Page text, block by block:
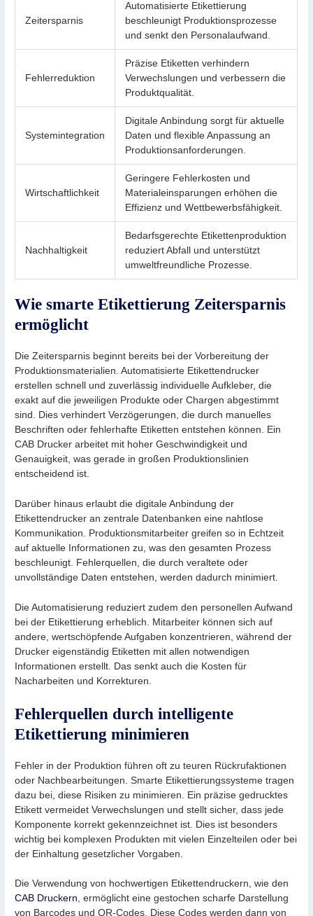
Zeitersparnis
Automatisierte Etikettierung
beschleunigt Produktionsprozesse
und senkt den Personalaufwand.
Fehlerreduktion
Präzise Etiketten verhindern
Verwechslungen und verbessern die
Produktqualität.
Systemintegration
Digitale Anbindung sorgt für aktuelle
Daten und flexible Anpassung an
Produktionsanforderungen.
Wirtschaftlichkeit
Geringere Fehlerkosten und
Materialeinsparungen erhöhen die
Effizienz und Wettbewerbsfähigkeit.
Nachhaltigkeit
Bedarfsgerechte Etikettenproduktion
reduziert Abfall und unterstützt
umweltfreundliche Prozesse.
Wie smarte Etikettierung Zeitersparnis
ermöglicht
Die Zeitersparnis beginnt bereits bei der Vorbereitung der
Produktionsmaterialien. Automatisierte Etikettendrucker
erstellen schnell und zuverlässig individuelle Aufkleber, die
exakt auf die jeweiligen Produkte oder Chargen abgestimmt
sind. Dies verhindert Verzögerungen, die durch manuelles
Beschriften oder fehlerhafte Etiketten entstehen können. Ein
CAB Drucker arbeitet mit hoher Geschwindigkeit und
Genauigkeit, was gerade in großen Produktionslinien
entscheidend ist.
Darüber hinaus erlaubt die digitale Anbindung der
Etikettendrucker an zentrale Datenbanken eine nahtlose
Kommunikation. Produktionsmitarbeiter greifen so in Echtzeit
auf aktuelle Informationen zu, was den gesamten Prozess
beschleunigt. Fehlerquellen, die durch veraltete oder
unvollständige Daten entstehen, werden dadurch minimiert.
Die Automatisierung reduziert zudem den personellen Aufwand
bei der Etikettierung erheblich. Mitarbeiter können sich auf
andere, wertschöpfende Aufgaben konzentrieren, während der
Drucker eigenständig Etiketten mit allen notwendigen
Informationen erstellt. Das senkt auch die Kosten für
Nacharbeiten und Korrekturen.
Fehlerquellen durch intelligente
Etikettierung minimieren
Fehler in der Produktion führen oft zu teuren Rückrufaktionen
oder Nachbearbeitungen. Smarte Etikettierungssysteme tragen
dazu bei, diese Risiken zu minimieren. Ein präzise gedrucktes
Etikett vermeidet Verwechslungen und stellt sicher, dass jede
Komponente korrekt gekennzeichnet ist. Dies ist besonders
wichtig bei komplexen Produkten mit vielen Einzelteilen oder bei
der Einhaltung gesetzlicher Vorgaben.
Die Verwendung von hochwertigen Etikettendruckern, wie den
CAB Druckern, ermöglicht eine gestochen scharfe Darstellung
von Barcodes und QR-Codes. Diese Codes werden dann von